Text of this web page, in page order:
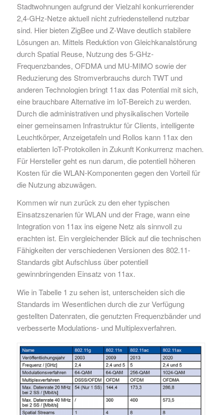
Stadtwohnungen aufgrund der Vielzahl konkurrierender
2,4-GHz-Netze aktuell nicht zufriedenstellend nutzbar
sind. Hier bieten ZigBee und Z-Wave deutlich stabilere
Lösungen an. Mittels Reduktion von Gleichkanalstörung
durch Spatial Reuse, Nutzung des 5-GHz-
Frequenzbandes, OFDMA und MU-MIMO sowie der
Reduzierung des Stromverbrauchs durch TWT und
anderen Technologien bringt 11ax das Potential mit sich,
eine brauchbare Alternative im IoT-Bereich zu werden.
Durch die administrativen und physikalischen Vorteile
einer gemeinsamen Infrastruktur für Clients, intelligente
Leuchtkörper, Anzeigetafeln und Rollos kann 11ax den
etablierten IoT-Protokollen in Zukunft Konkurrenz machen.
Für Hersteller geht es nun darum, die potentiell höheren
Kosten für die WLAN-Komponenten gegen den Vorteil für
die Nutzung abzuwägen.
Kommen wir nun zurück zu den eher typischen
Einsatzszenarien für WLAN und der Frage, wann eine
Integration von 11ax ins eigene Netz als sinnvoll zu
erachten ist. Ein vergleichender Blick auf die technischen
Fähigkeiten der verschiedenen Versionen des 802.11-
Standards gibt Aufschluss über potentiell
gewinnbringenden Einsatz von 11ax.
Wie in Tabelle 1 zu sehen ist, unterscheiden sich die
Standards im Wesentlichen durch die zur Verfügung
gestellten Datenraten, die genutzten Frequenzbänder und
verbesserte Modulations- und Multiplexverfahren.